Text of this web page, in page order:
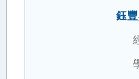
鈺豐